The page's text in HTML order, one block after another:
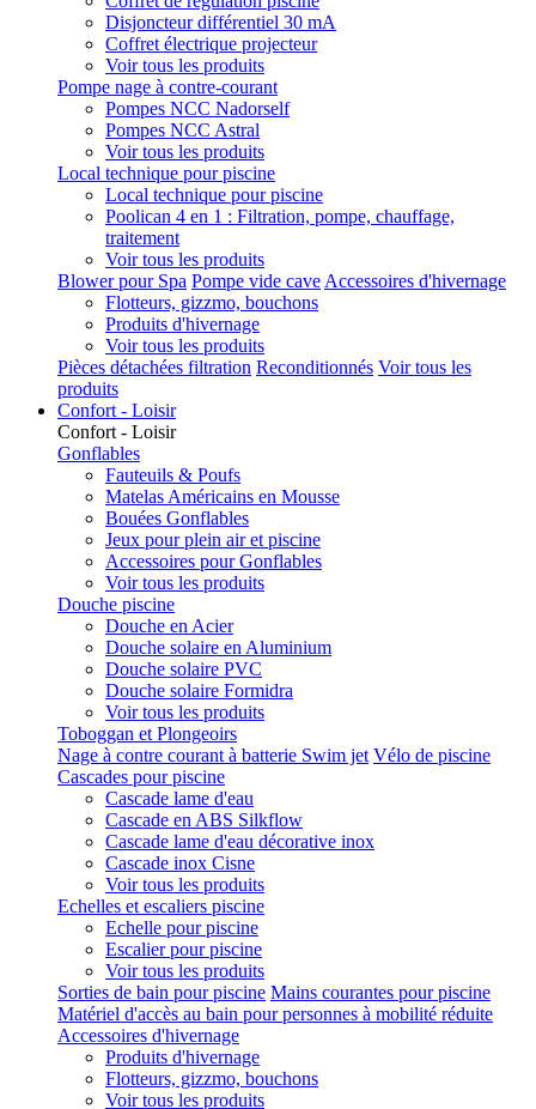
Disjoncteur différentiel 30 mA
Coffret électrique projecteur
Voir tous les produits
Pompe nage à contre-courant
Pompes NCC Nadorself
Pompes NCC Astral
Voir tous les produits
Local technique pour piscine
Local technique pour piscine
Poolican 4 en 1 : Filtration, pompe, chauffage,
traitement
Voir tous les produits
Blower pour Spa Pompe vide cave Accessoires d'hivernage
Flotteurs, gizzmo, bouchons
Produits d'hivernage
Voir tous les produits
Pièces détachées filtration Reconditionnés Voir tous les
produits
Confort - Loisir
Confort - Loisir
Gonflables
Fauteuils & Poufs
Matelas Américains en Mousse
Bouées Gonflables
Jeux pour plein air et piscine
Accessoires pour Gonflables
Voir tous les produits
Douche piscine
Douche en Acier
Douche solaire en Aluminium
Douche solaire PVC
Douche solaire Formidra
Voir tous les produits
Toboggan et Plongeoirs
Nage à contre courant à batterie Swim jet Vélo de piscine
Cascades pour piscine
Cascade lame d'eau
Cascade en ABS Silkflow
Cascade lame d'eau décorative inox
Cascade inox Cisne
Voir tous les produits
Echelles et escaliers piscine
Echelle pour piscine
Escalier pour piscine
Voir tous les produits
Sorties de bain pour piscine Mains courantes pour piscine
Matériel d'accès au bain pour personnes à mobilité réduite
Accessoires d'hivernage
Produits d'hivernage
Flotteurs, gizzmo, bouchons
Voir tous les produits